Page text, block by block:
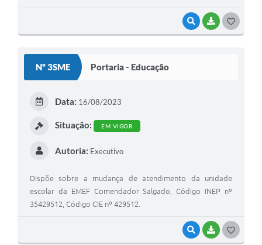
VISUALIZAR
BAIXAR
Nº 3SME Portaria - Educação
VISUALIZAR
BAIXAR
Data: 16/08/2023
Situação: EM VIGOR
Autoria: Executivo
Dispõe sobre a mudança de atendimento da unidade
escolar da EMEF Comendador Salgado, Código INEP nº
35429512, Código CIE nº 429512.